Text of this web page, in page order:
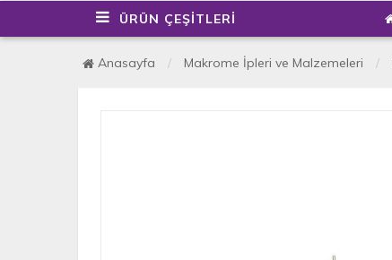
ÜRÜN ÇEŞİTLERİ
Anasayfa Makrome İpleri ve Malzemeleri